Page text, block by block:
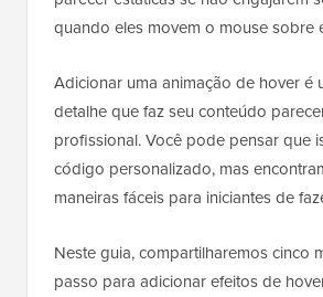
quando eles movem o mouse sobre
Adicionar uma animação de hover é
detalhe que faz seu conteúdo
profissional. Você pode pensar que
código personalizado, mas
maneiras fáceis para iniciantes de
Neste guia, compartilharemos cinco
passo para adicionar efeitos de